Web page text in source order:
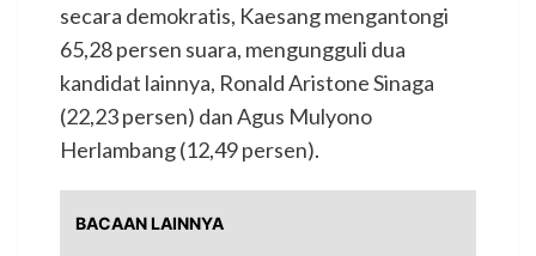
secara demokratis, Kaesang mengantongi
65,28 persen suara, mengungguli dua
kandidat lainnya, Ronald Aristone Sinaga
(22,23 persen) dan Agus Mulyono
Herlambang (12,49 persen).
BACAAN LAINNYA